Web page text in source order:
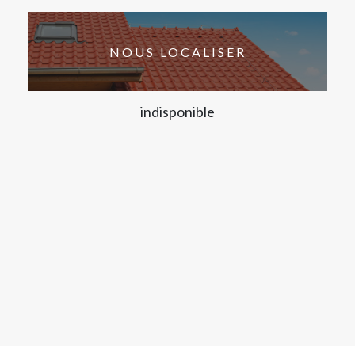
NOUS LOCALISER
indisponible